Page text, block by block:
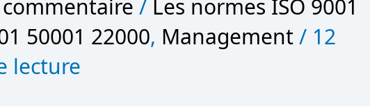
/ Les normes ISO 9001
50001 22000, Management/ 12
lecture